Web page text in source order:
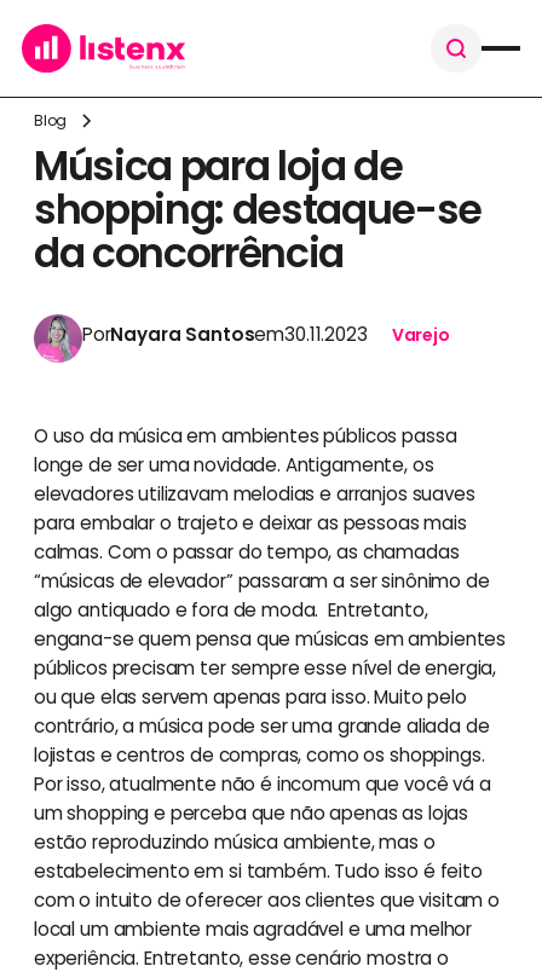
Blog
Música para loja de
shopping: destaque-se
da concorrência
PorNayara Santosem30.11.2023 Varejo
O uso da música em ambientes públicos passa
longe de ser uma novidade. Antigamente, os
elevadores utilizavam melodias e arranjos suaves
para embalar o trajeto e deixar as pessoas mais
calmas. Com o passar do tempo, as chamadas
“músicas de elevador” passaram a ser sinônimo de
algo antiquado e fora de moda. Entretanto,
engana-se quem pensa que músicas em ambientes
públicos precisam ter sempre esse nível de energia,
ou que elas servem apenas para isso. Muito pelo
contrário, a música pode ser uma grande aliada de
lojistas e centros de compras, como os shoppings.
Por isso, atualmente não é incomum que você vá a
um shopping e perceba que não apenas as lojas
estão reproduzindo música ambiente, mas o
estabelecimento em si também. Tudo isso é feito
com o intuito de oferecer aos clientes que visitam o
local um ambiente mais agradável e uma melhor
experiência. Entretanto, esse cenário mostra o